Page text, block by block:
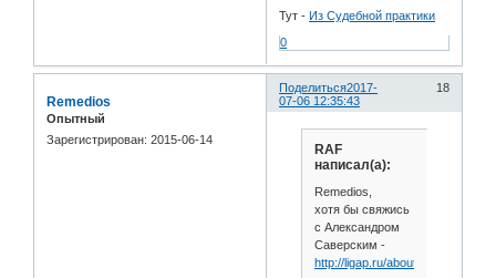
Тут -Из Судебной практики
0
Поделиться 18
2017-
07-06 12:35:43
Remedios
Опытный
Зарегистрирован: 2015-06-14
RAF
написал(а):
Remedios,
хотя бы свяжись
с Александром
Саверским -
http://ligap.ru/aboutus/contakt/